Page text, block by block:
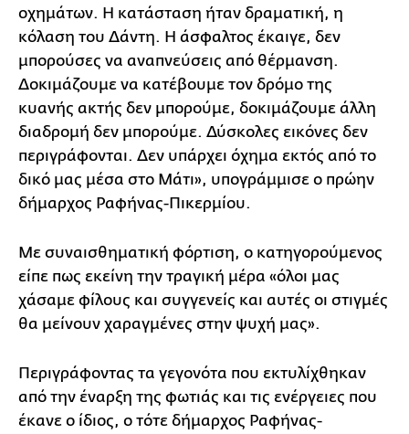
οχημάτων. Η κατάσταση ήταν δραματική, η
κόλαση του Δάντη. Η άσφαλτος έκαιγε, δεν
μπορούσες να αναπνεύσεις από θέρμανση.
Δοκιμάζουμε να κατέβουμε τον δρόμο της
κυανής ακτής δεν μπορούμε, δοκιμάζουμε άλλη
διαδρομή δεν μπορούμε. Δύσκολες εικόνες δεν
περιγράφονται. Δεν υπάρχει όχημα εκτός από το
δικό μας μέσα στο Μάτι», υπογράμμισε ο πρώην
δήμαρχος Ραφήνας-Πικερμίου.
Με συναισθηματική φόρτιση, ο κατηγορούμενος
είπε πως εκείνη την τραγική μέρα «όλοι μας
χάσαμε φίλους και συγγενείς και αυτές οι στιγμές
θα μείνουν χαραγμένες στην ψυχή μας».
Περιγράφοντας τα γεγονότα που εκτυλίχθηκαν
από την έναρξη της φωτιάς και τις ενέργειες που
έκανε ο ίδιος, ο τότε δήμαρχος Ραφήνας-